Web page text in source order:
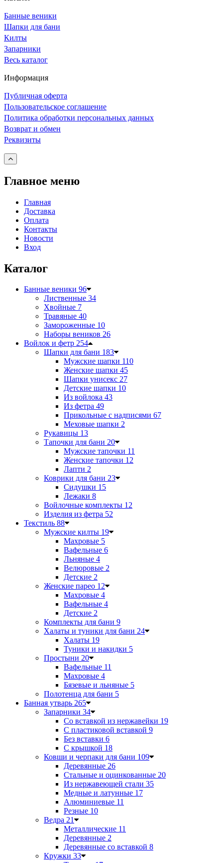
Банные веники
Шапки для бани
Килты
Запарники
Весь каталог
Информация
Публичная оферта
Пользовательское соглашение
Политика обработки персональных данных
Возврат и обмен
Реквизиты
Главное меню
Главная
Доставка
Оплата
Контакты
Новости
Вход
Каталог
Банные веники 96
Лиственные 34
Хвойные 7
Травяные 40
Замороженные 10
Наборы веников 26
Войлок и фетр 254
Шапки для бани 183
Мужские шапки 110
Женские шапки 45
Шапки унисекс 27
Детские шапки 10
Из войлока 43
Из фетра 49
Прикольные с надписями 67
Меховые шапки 2
Рукавицы 13
Тапочки для бани 20
Мужские тапочки 11
Женские тапочки 12
Лапти 2
Коврики для бани 23
Сидушки 15
Лежаки 8
Войлочные комплекты 12
Изделия из фетра 52
Текстиль 88
Мужские килты 19
Махровые 5
Вафельные 6
Льняные 4
Велюровые 2
Детские 2
Женские парео 12
Махровые 4
Вафельные 4
Детские 2
Комплекты для бани 9
Халаты и туники для бани 24
Халаты 19
Туники и накидки 5
Простыни 20
Вафельные 11
Махровые 4
Бязевые и льняные 5
Полотенца для бани 5
Банная утварь 265
Запарники 34
Со вставкой из нержавейки 19
С пластиковой вставкой 9
Без вставки 6
С крышкой 18
Ковши и черпаки для бани 109
Деревянные 26
Стальные и оцинкованные 20
Из нержавеющей стали 35
Медные и латунные 17
Алюминиевые 11
Резные 10
Ведра 21
Металлические 11
Деревянные 2
Деревянные со вставкой 8
Кружки 33